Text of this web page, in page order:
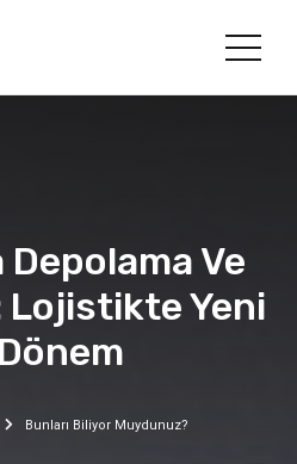
Ve
Lojistikte Yeni
Bunları Biliyor Muydunuz?